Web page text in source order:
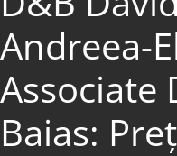
Andreea-
Associate
Baias: